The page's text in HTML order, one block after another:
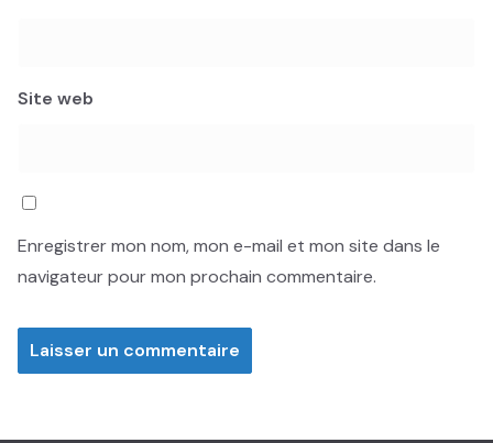
Site web
Enregistrer mon nom, mon e-mail et mon site dans le
navigateur pour mon prochain commentaire.